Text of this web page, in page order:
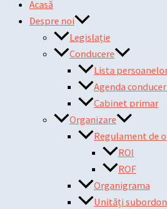
Acasă
Despre noi
Legislație
Conducere
Lista
Agenda
Cabinet primar
Organizare
Regulament de
ROI
ROF
Organigrama
Unități